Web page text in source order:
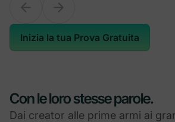
Inizia la tua Prova Gratuita
Con le loro stesse parole.
Dai creator alle prime armi ai